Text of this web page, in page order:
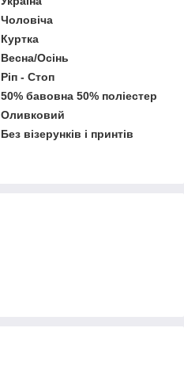
Чоловіча
Куртка
Весна/Осінь
Ріп - Стоп
50% бавовна 50% поліестер
Оливковий
Без візерунків і принтів